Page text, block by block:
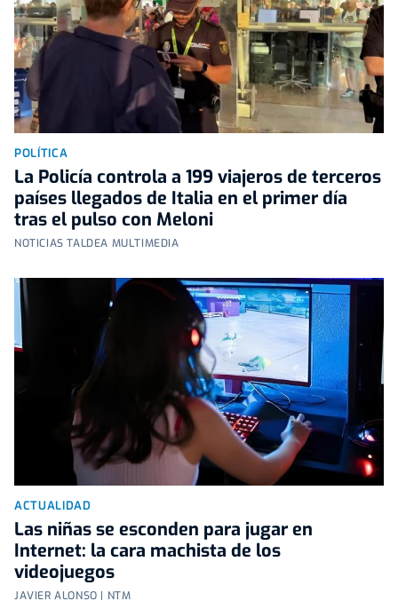
POLÍTICA
La Policía controla a 199 viajeros de terceros
países llegados de Italia en el primer día
tras el pulso con Meloni
NOTICIAS TALDEA MULTIMEDIA
ACTUALIDAD
Las niñas se esconden para jugar en
Internet: la cara machista de los
videojuegos
JAVIER ALONSO | NTM